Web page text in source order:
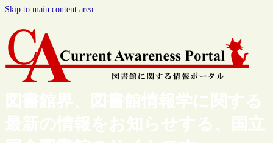
Skip to main content area
図書館界、図書館情報学に関する
最新の情報をお知らせする、国立